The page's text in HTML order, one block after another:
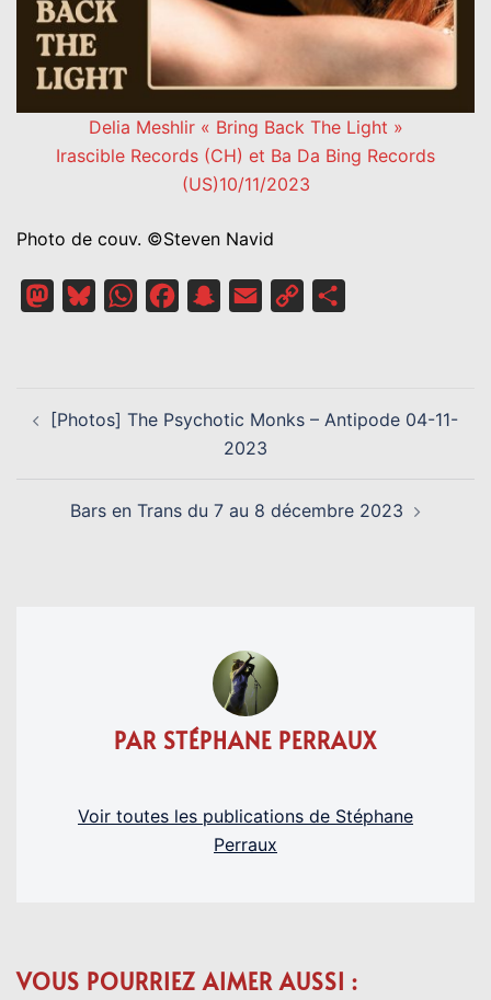
Delia Meshlir « Bring Back The Light »
Irascible Records (CH) et Ba Da Bing Records
(US)10/11/2023
Photo de couv. ©Steven Navid
MastodonBlueskyWhatsAppFacebookSnapchat
Email
Copy
D’ARTICLE
[Photos] The Psychotic Monks – Antipode 04-11-
2023
Bars en Trans du 7 au 8 décembre 2023
PAR STÉPHANE PERRAUX
Voir toutes les publications de Stéphane
Perraux
VOUS POURRIEZ AIMER AUSSI :